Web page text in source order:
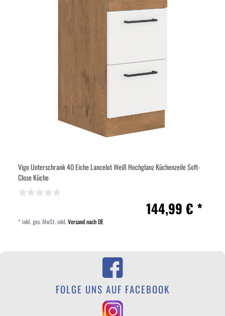
Vigo Unterschrank 40 Eiche Lancelot Weiß Hochglanz Küchenzeile Soft-
Close Küche
144,99 € *
*inkl. ges. MwSt.inkl.Versand nach DE
FOLGE UNS AUF FACEBOOK